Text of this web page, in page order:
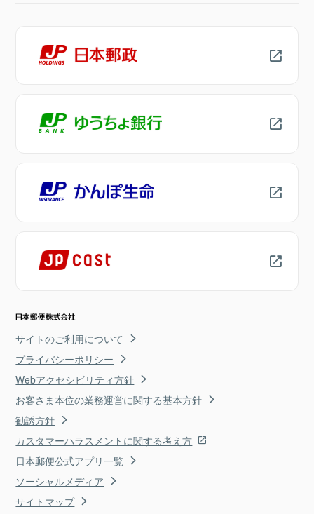
サイトのご利用について
プライバシーポリシー
Webアクセシビリティ方針
お客さま本位の業務運営に関する基本方針
勧誘方針
カスタマーハラスメントに関する考え方
日本郵便公式アプリ一覧
ソーシャルメディア
サイトマップ